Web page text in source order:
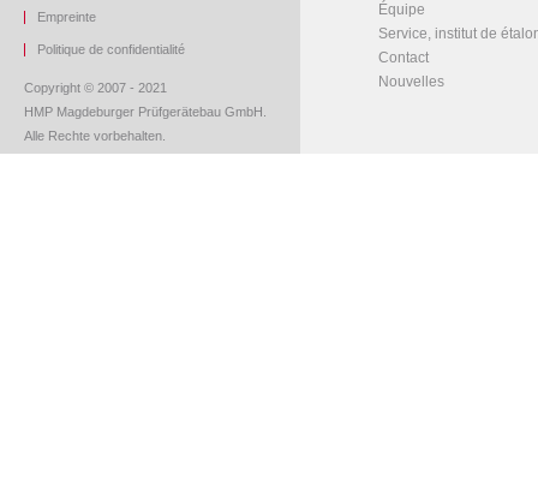
Empreinte
Politique de confidentialité
Copyright © 2007 - 2021
HMP Magdeburger Prüfgerätebau GmbH.
Alle Rechte vorbehalten.
Équipe
Service, institut de
Contact
Nouvelles